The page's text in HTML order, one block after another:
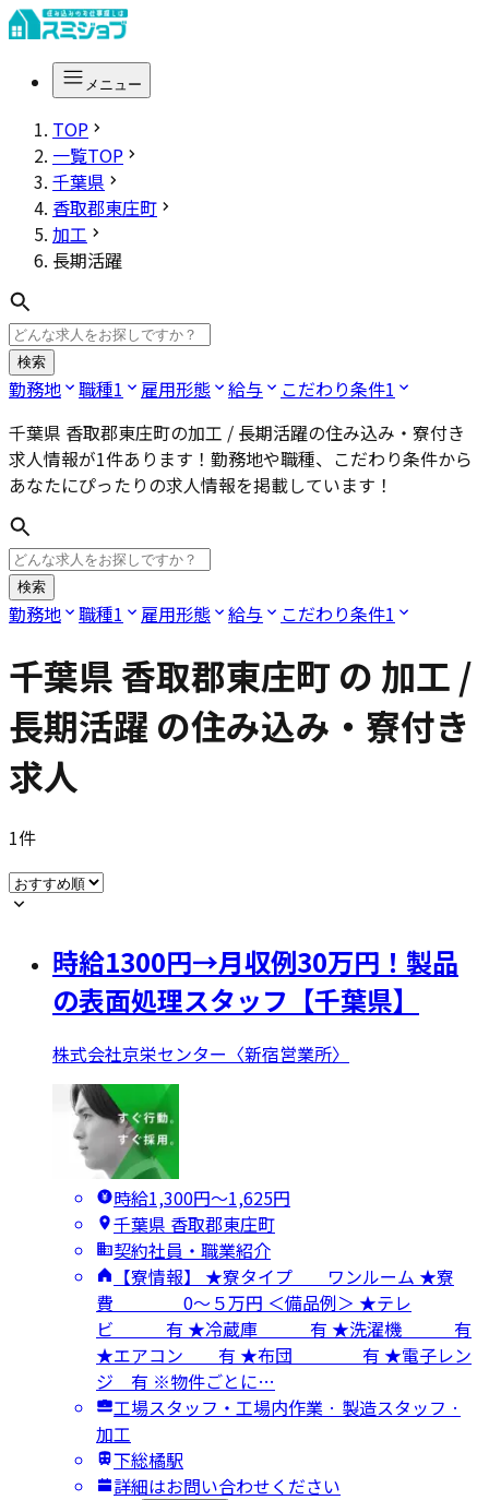
メニュー
TOP
一覧TOP
千葉県
香取郡東庄町
加工
長期活躍
検索
勤務地 職種1 雇用形態 給与 こだわり条件1
千葉県 香取郡東庄町の加工 / 長期活躍の住み込み・寮付き
求人情報が1件あります！勤務地や職種、こだわり条件から
あなたにぴったりの求人情報を掲載しています！
検索
勤務地 職種1 雇用形態 給与 こだわり条件1
千葉県 香取郡東庄町 の 加工 /
長期活躍の住み込み・寮付き
求人
1件
時給1300円→月収例30万円！製品
の表面処理スタッフ【千葉県】
株式会社京栄センター〈新宿営業所〉
時給1,300円〜1,625円
千葉県 香取郡東庄町
契約社員・職業紹介
【寮情報】 ★寮タイプ ワンルーム ★寮
費 0～５万円 ＜備品例＞ ★テレ
ビ 有 ★冷蔵庫 有 ★洗濯機 有
★エアコン 有 ★布団 有 ★電子レン
ジ 有 ※物件ごとに…
工場スタッフ・工場内作業 · 製造スタッフ ·
加工
下総橘駅
詳細はお問い合わせください